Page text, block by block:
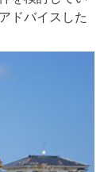
ドバイスした